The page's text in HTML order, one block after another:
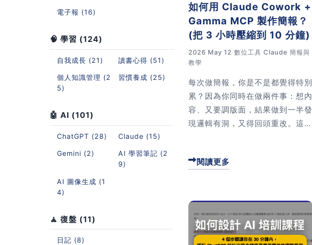
電子報 (16)
🧠 學習 (124)
自我成長 (21) 讀書心得 (51)
個人知識管理 (2
5)
習慣養成 (25)
🤖 AI (101)
ChatGPT (28) Claude (15)
Gemini (2)
AI 學習筆記 (2
9)
AI 圖像生成 (1
4)
🧘 復盤 (11)
日記 (8)
如何用 Claude Cowork +
Gamma MCP 製作簡報？
(把 3 小時壓縮到 10 分鐘)
2026 May 12 數位工具 Claude 簡報與
教學
每次做簡報，你是不是都覺得特別
累？因為你同時在做兩件事：想內
容、又要調版面，結果做到一半發
現邏輯有洞，又得回頭重改。這篇
——AI 負責排版、你只顧內容和
點進來看完整的分工 SOP。
閱讀更多